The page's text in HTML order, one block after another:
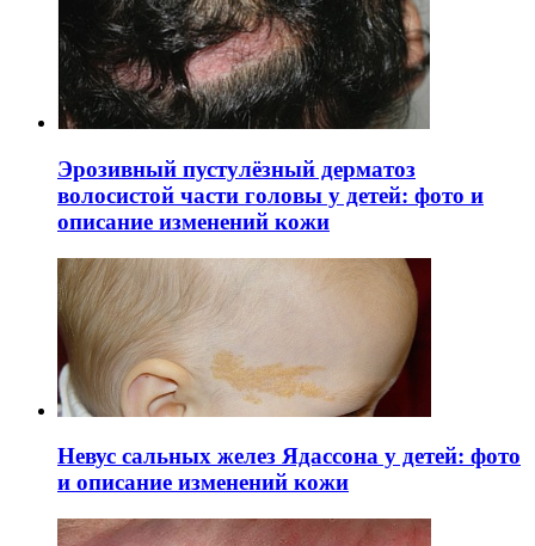
Эрозивный пустулёзный дерматоз
волосистой части головы у детей: фото и
описание изменений кожи
Невус сальных желез Ядассона у детей: фото
и описание изменений кожи